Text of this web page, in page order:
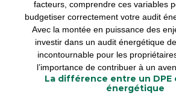
facteurs, comprendre ces variables
budgetiser correctement votre audit
Avec la montée en puissance des
investir dans un audit énergétique
incontournable pour les
l’importance de contribuer à un
La différence entre un DPE
énergétique